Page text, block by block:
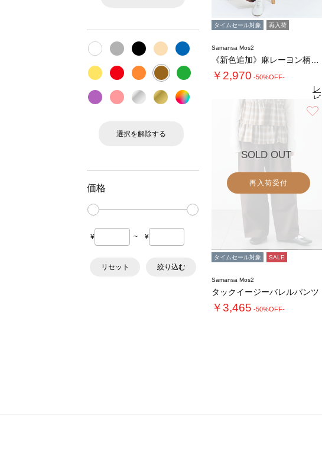
選択を解除する
価格
¥ ~ ¥
リセット 絞り込む
タイムセール対象 再入荷
Samansa Mos2
￥2,970 -50%OFF-
レ
ビ
ュ
ー
SOLD OUT
再入荷受付
タイムセール対象 SALE
Samansa Mos2
タックイージーバレルパンツ
￥3,465 -50%OFF-